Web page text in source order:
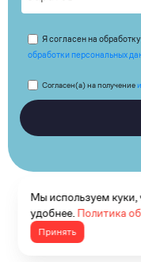
Я согласен на
обработки персональных
Согласен(а) на получение
Мы используем куки,
удобнее.Политика
Принять